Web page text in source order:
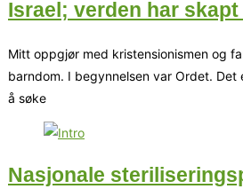
Israel; verden har
Mitt oppgjør med kristensionismen og
barndom. I begynnelsen var Ordet.
å søke
Nasjonale